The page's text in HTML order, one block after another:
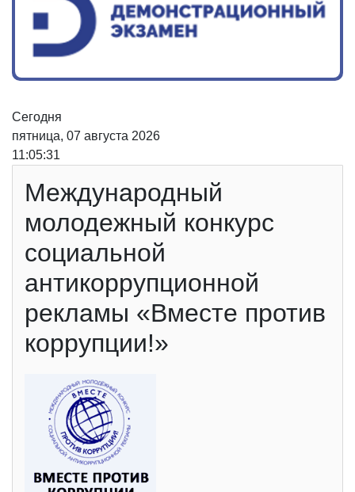
Сегодня
пятница, 07 августа 2026
11:05:31
Международный
молодежный конкурс
социальной
антикоррупционной
рекламы «Вместе против
коррупции!»